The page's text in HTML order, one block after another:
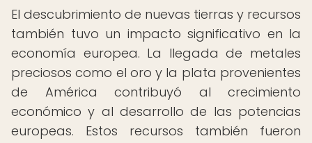
El descubrimiento de nuevas tierras y recursos
también tuvo un impacto significativo en la
economía europea. La llegada de metales
preciosos como el oro y la plata provenientes
de América contribuyó al crecimiento
económico y al desarrollo de las potencias
europeas. Estos recursos también fueron